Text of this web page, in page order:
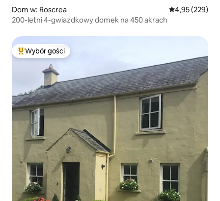
Dom w: Roscrea Średnia
4,95 (229)
200-letni 4-gwiazdkowy domek na 450 akrach
Najpopularniejsze z kategorii Wybór gości
Wybór gości